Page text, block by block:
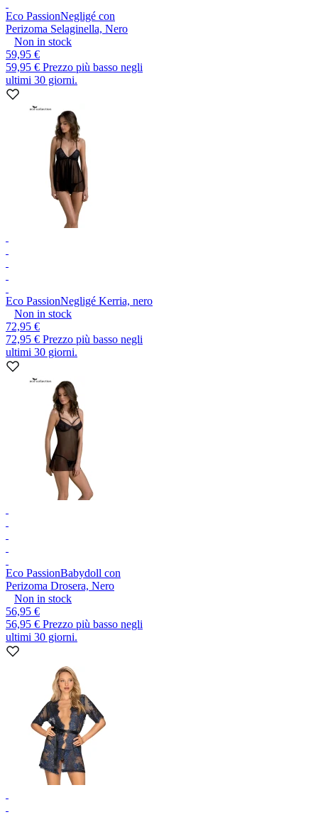
Eco PassionNegligé con
Perizoma Selaginella, Nero
Non in stock
59,95 €
59,95 € Prezzo più basso negli
ultimi 30 giorni.
Eco PassionNegligé Kerria, nero
Non in stock
72,95 €
72,95 € Prezzo più basso negli
ultimi 30 giorni.
Eco PassionBabydoll con
Perizoma Drosera, Nero
Non in stock
56,95 €
56,95 € Prezzo più basso negli
ultimi 30 giorni.